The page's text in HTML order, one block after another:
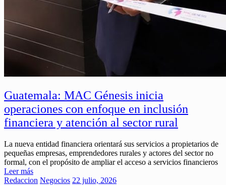
Guatemala: MAC Génesis inicia
operaciones con enfoque en inclusión
financiera y atención al sector rural
La nueva entidad financiera orientará sus servicios a propietarios de
pequeñas empresas, emprendedores rurales y actores del sector no
formal, con el propósito de ampliar el acceso a servicios financieros
Leer más
Redaccion Negocios 22 julio, 2026